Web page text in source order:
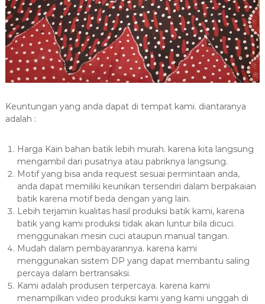
Keuntungan yang anda dapat di tempat kami. diantaranya
adalah :
Harga Kain bahan batik lebih murah. karena kita langsung
mengambil dari pusatnya atau pabriknya langsung.
Motif yang bisa anda request sesuai permintaan anda,
anda dapat memiliki keunikan tersendiri dalam berpakaian
batik karena motif beda dengan yang lain.
Lebih terjamin kualitas hasil produksi batik kami, karena
batik yang kami produksi tidak akan luntur bila dicuci.
menggunakan mesin cuci ataupun manual tangan.
Mudah dalam pembayarannya. karena kami
menggunakan sistem DP yang dapat membantu saling
percaya dalam bertransaksi.
Kami adalah produsen terpercaya. karena kami
menampilkan video produksi kami yang kami unggah di